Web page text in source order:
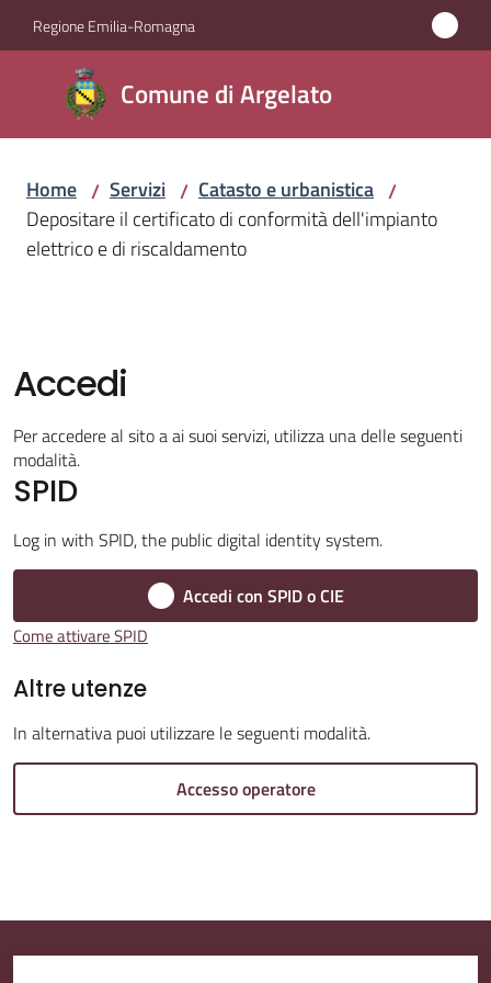
Vai al contenuto
Vai alla navigazione
Vai al footer
Regione Emilia-Romagna
Comune di Argelato
Comune
di
Argelato
Amministrazione
Menu selezionato
Vivere
Argelato
Amministrazione
Trasparente
Tutti
gli
argomenti...
Home / Servizi / Catasto e urbanistica /
Depositare il certificato di conformità dell'impianto
elettrico e di riscaldamento
Accedi
Per accedere al sito a ai suoi servizi, utilizza una delle seguenti
modalità.
SPID
Log in with SPID, the public digital identity system.
Accedi con SPID o CIE
Come attivare SPID
Altre utenze
In alternativa puoi utilizzare le seguenti modalità.
Accesso operatore